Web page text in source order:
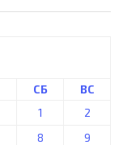
СБ
ВС
1
2
8
9